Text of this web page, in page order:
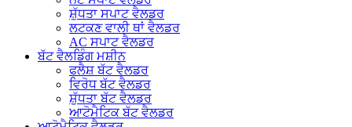
ਸ਼ੁੱਧਤਾ ਸਪਾਟ ਵੈਲਡਰ
ਲਟਕਣ ਵਾਲੀ ਥਾਂ ਵੈਲਡਰ
AC ਸਪਾਟ ਵੈਲਡਰ
ਬੱਟ ਵੈਲਡਿੰਗ ਮਸ਼ੀਨ
ਫਲੈਸ਼ ਬੱਟ ਵੈਲਡਰ
ਵਿਰੋਧ ਬੱਟ ਵੈਲਡਰ
ਸ਼ੁੱਧਤਾ ਬੱਟ ਵੈਲਡਰ
ਆਟੋਮੈਟਿਕ ਬੱਟ ਵੈਲਡਰ